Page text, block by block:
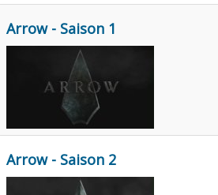
Arrow - Saison 1
Arrow - Saison 2